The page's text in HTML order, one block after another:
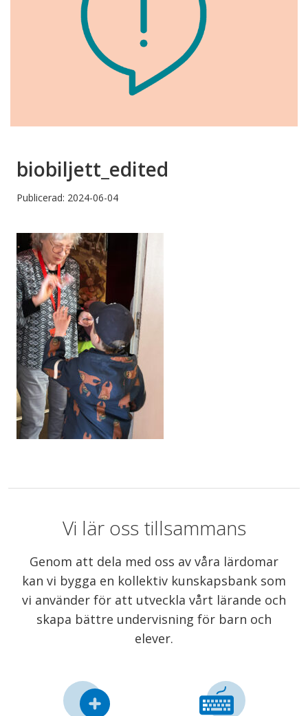
biobiljett_edited
Publicerad: 2024-06-04
Vi lär oss tillsammans
Genom att dela med oss av våra lärdomar
kan vi bygga en kollektiv kunskapsbank som
vi använder för att utveckla vårt lärande och
skapa bättre undervisning för barn och
elever.